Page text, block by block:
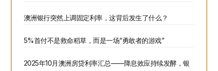
澳洲银行突然上调固定利率，这背后发生了什么？
5%首付不是救命稻草，而是一场“勇敢者的游戏”
2025年10月澳洲房贷利率汇总——降息效应持续发酵，银